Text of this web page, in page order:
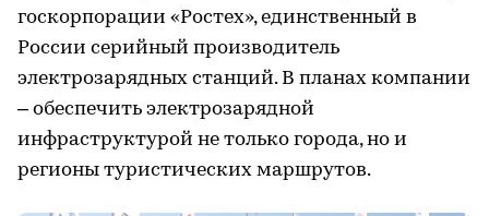
госкорпорации «Ростех», единственный в
России серийный производитель
электрозарядных станций. В планах компании
– обеспечить электрозарядной
инфраструктурой не только города, но и
регионы туристических маршрутов.